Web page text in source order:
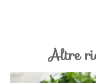
Altre